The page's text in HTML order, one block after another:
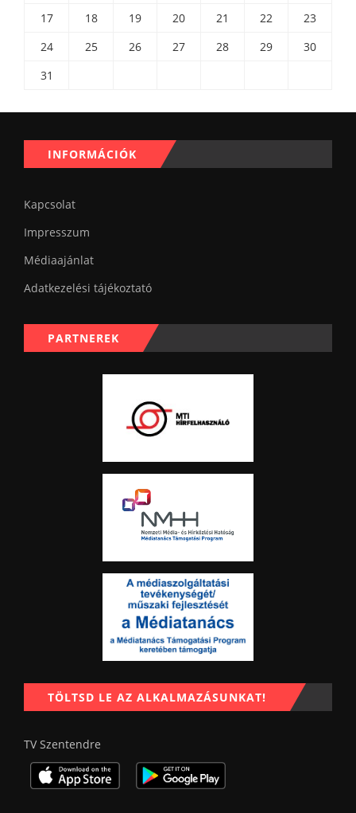
17
18 19 20 21 22
23
24
25 26 27 28 29
30
31
INFORMÁCIÓK
Kapcsolat
Impresszum
Médiaajánlat
Adatkezelési tájékoztató
PARTNEREK
TÖLTSD LE AZ ALKALMAZÁSUNKAT!
TV Szentendre